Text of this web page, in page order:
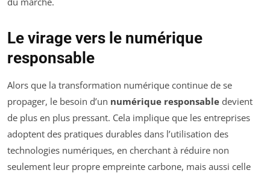
Le virage vers le numérique
responsable
Alors que la transformation numérique continue de se
propager, le besoin d’un numérique responsable devient
de plus en plus pressant. Cela implique que les entreprises
adoptent des pratiques durables dans l’utilisation des
technologies numériques, en cherchant à réduire non
seulement leur propre empreinte carbone, mais aussi celle